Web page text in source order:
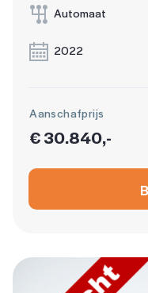
Automaat
2022
Aanschafprijs
€ 30.840,-